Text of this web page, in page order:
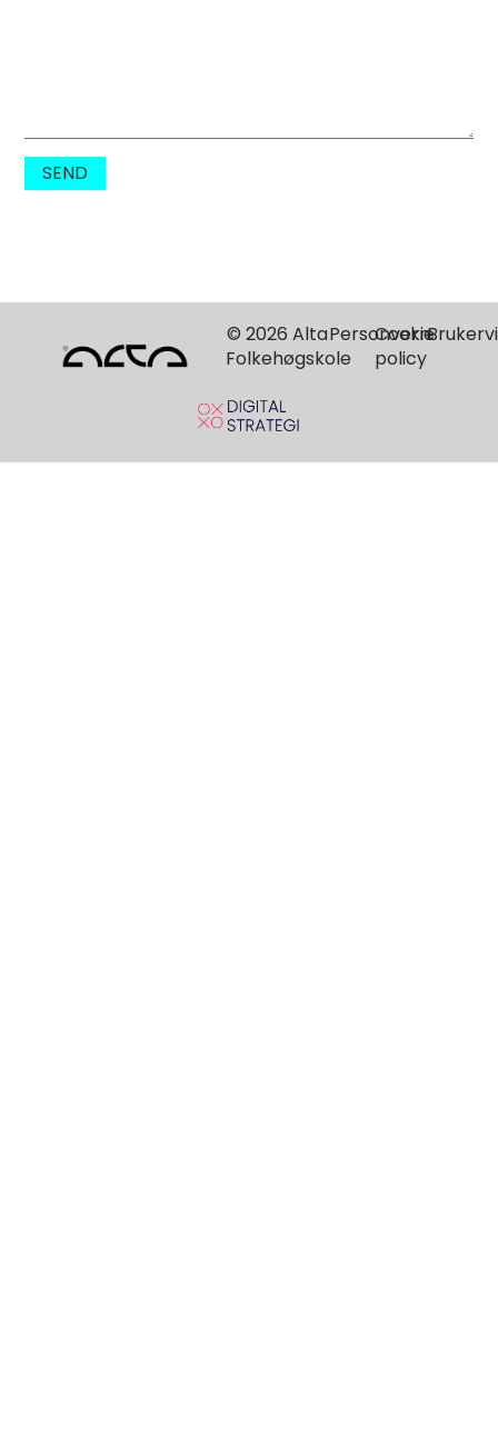
SEND
© 2026 Alta
Folkehøgskole
Personvern
Cookie
policy